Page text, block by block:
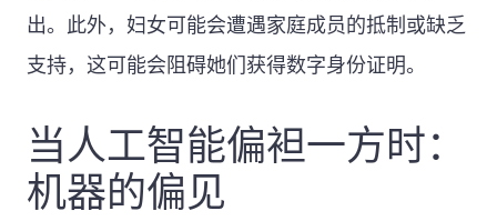
出。此外，妇女可能会遭遇家庭成员的抵制或缺乏
支持，这可能会阻碍她们获得数字身份证明。
当人工智能偏袒一方时：
机器的偏见